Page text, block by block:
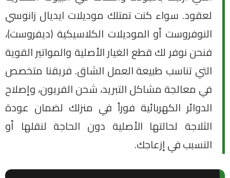
لعقود. سواء كنت تمتلك موديلات ايديال زانوسي
النوفروست أو الموديلات الكلاسيكية (ديفروست)،
فنحن نوفر لك قطع الغيار الأصلية والمواتير القوية
التي تناسب طبيعة العمل الشاق. فريقنا متخصص
في معالجة مشاكل التبريد، شحن الفريون، وإصلاح
الدوائر الكهربائية فوراً في منزلك لضمان عودة
الثلاجة لحالتها الأصلية دون الحاجة لنقلها أو
التسبب في إزعاجك.